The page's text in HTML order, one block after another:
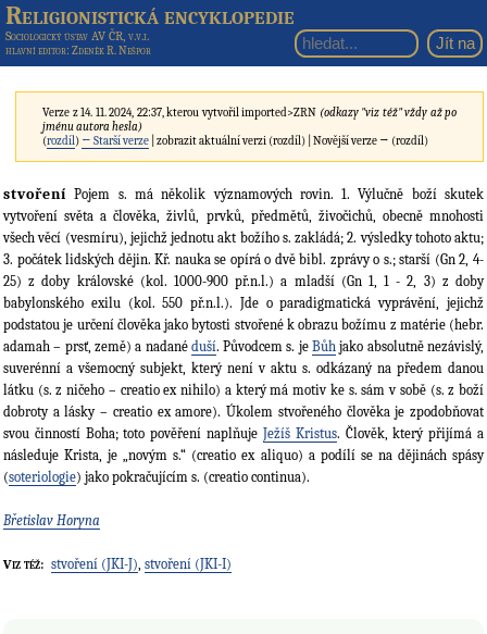
Religionistická encyklopedie
Sociologický ústav AV ČR, v.v.i.
hlavní editor: Zdeněk R. Nešpor
Verze z 14. 11. 2024, 22:37, kterou vytvořilimported>ZRN (odkazy "viz též" vždy až po
jménu autora hesla)
(rozdíl) ← Starší verze | zobrazit aktuální verzi (rozdíl) | Novější verze → (rozdíl)
stvoření Pojem s. má několik významových rovin. 1. Výlučně boží skutek
vytvoření světa a člověka, živlů, prvků, předmětů, živočichů, obecně mnohosti
všech věcí (vesmíru), jejichž jednotu akt božího s. zakládá; 2. výsledky tohoto aktu;
3. počátek lidských dějin. Kř. nauka se opírá o dvě bibl. zprávy o s.; starší (Gn 2, 4-
25) z doby královské (kol. 1000-900 př.n.l.) a mladší (Gn 1, 1 - 2, 3) z doby
babylonského exilu (kol. 550 př.n.l.). Jde o paradigmatická vyprávění, jejichž
podstatou je určení člověka jako bytosti stvořené k obrazu božímu z matérie (hebr.
adamah – prsť, země) a nadané duší. Původcem s. jeBůh jako absolutně nezávislý,
suverénní a všemocný subjekt, který není v aktu s. odkázaný na předem danou
látku (s. z ničeho – creatio ex nihilo) a který má motiv ke s. sám v sobě (s. z boží
dobroty a lásky – creatio ex amore). Úkolem stvořeného člověka je zpodobňovat
svou činností Boha; toto pověření naplňuje Ježíš Kristus. Člověk, který přijímá a
následuje Krista, je „novým s.“ (creatio ex aliquo) a podílí se na dějinách spásy
(soteriologie) jako pokračujícím s. (creatio continua).
Břetislav Horyna
Viz též: stvoření (JKI-J), stvoření (JKI-I)